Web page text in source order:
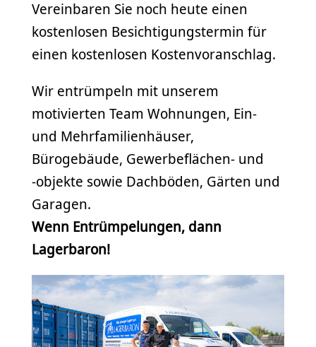
Vereinbaren Sie noch heute einen
kostenlosen Besichtigungstermin für
einen kostenlosen Kostenvoranschlag.
Wir entrümpeln mit unserem
motivierten Team Wohnungen, Ein-
und Mehrfamilienhäuser,
Bürogebäude, Gewerbeflächen- und
-objekte sowie Dachböden, Gärten und
Garagen.
Wenn Entrümpelungen, dann
Lagerbaron!